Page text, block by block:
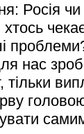
Росія
нас